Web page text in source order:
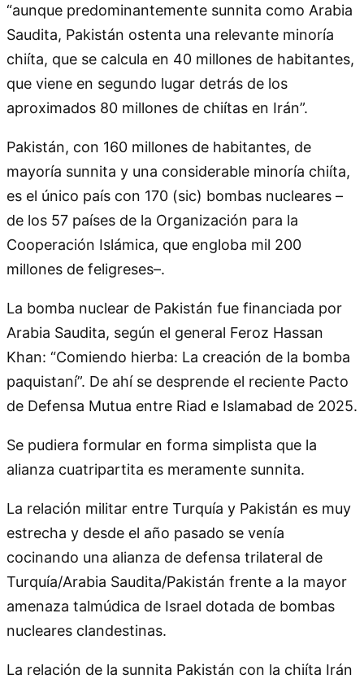
“aunque predominantemente sunnita como Arabia
Saudita, Pakistán ostenta una relevante minoría
chiíta, que se calcula en 40 millones de habitantes,
que viene en segundo lugar detrás de los
aproximados 80 millones de chiítas en Irán”.
Pakistán, con 160 millones de habitantes, de
mayoría sunnita y una considerable minoría chiíta,
es el único país con 170 (sic) bombas nucleares –
de los 57 países de la Organización para la
Cooperación Islámica, que engloba mil 200
millones de feligreses–.
La bomba nuclear de Pakistán fue financiada por
Arabia Saudita, según el general Feroz Hassan
Khan: “Comiendo hierba: La creación de la bomba
paquistaní”. De ahí se desprende el reciente Pacto
de Defensa Mutua entre Riad e Islamabad de 2025.
Se pudiera formular en forma simplista que la
alianza cuatripartita es meramente sunnita.
La relación militar entre Turquía y Pakistán es muy
estrecha y desde el año pasado se venía
cocinando una alianza de defensa trilateral de
Turquía/Arabia Saudita/Pakistán frente a la mayor
amenaza talmúdica de Israel dotada de bombas
nucleares clandestinas.
La relación de la sunnita Pakistán con la chiíta Irán